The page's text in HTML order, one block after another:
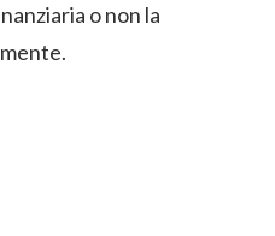
o non la